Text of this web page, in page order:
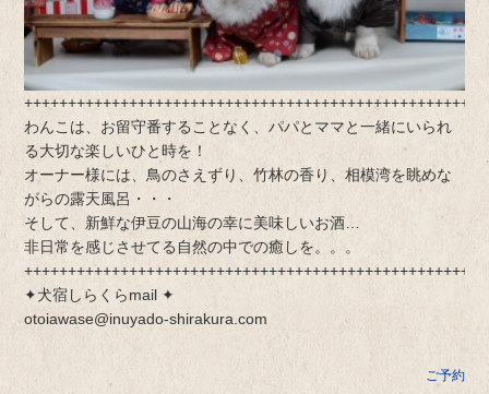
わんこは、お留守番することなく、パパとママと一緒にいられ
る大切な楽しいひと時を！
オーナー様には、鳥のさえずり、竹林の香り、相模湾を眺めな
がらの露天風呂・・・
そして、新鮮な伊豆の山海の幸に美味しいお酒…
非日常を感じさせてる自然の中での癒しを。。。
✦犬宿しらくらmail ✦
otoiawase@inuyado-shirakura.com
ご予約